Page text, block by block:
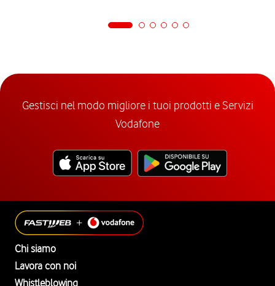
Gestisci nel modo migliore i tuoi prodotti e Servizi
Vodafone
Chi siamo
Lavora con noi
Whistleblowing